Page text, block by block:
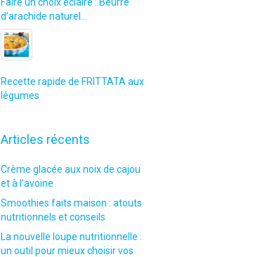
d’arachide naturel…
Recette rapide de FRITTATA aux
légumes
Articles récents
Crème glacée aux noix de cajou
et à l’avoine
Smoothies faits maison : atouts
nutritionnels et conseils
La nouvelle loupe nutritionnelle :
un outil pour mieux choisir vos